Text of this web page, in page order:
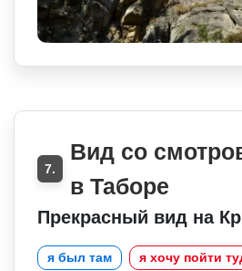
7.
Вид со
в Таборе
Прекрасный вид на
я был там я хочу пойти